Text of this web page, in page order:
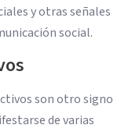
y otras señales
social.
son otro signo
de varias